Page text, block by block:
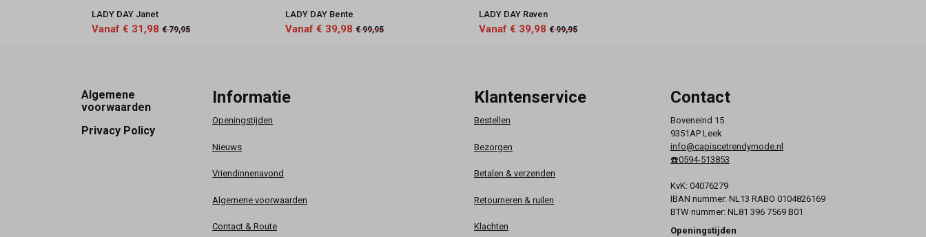
LADY DAY Janet
Vanaf € 31,98 € 79,95
LADY DAY Bente
Vanaf € 39,98 € 99,95
LADY DAY Raven
Vanaf € 39,98 € 99,95
Footer
Algemene
voorwaarden
Privacy Policy
Informatie
Openingstijden
Nieuws
Vriendinnenavond
Algemene voorwaarden
Contact & Route
Klantenservice
Bestellen
Bezorgen
Betalen & verzenden
Retourneren & ruilen
Klachten
Contact
Boveneind 15
9351AP Leek
info@capiscetrendymode.nl
☎️0594-513853
KvK: 04076279
IBAN nummer: NL13 RABO 0104826169
BTW nummer: NL81 396 7569 B01
Openingstijden